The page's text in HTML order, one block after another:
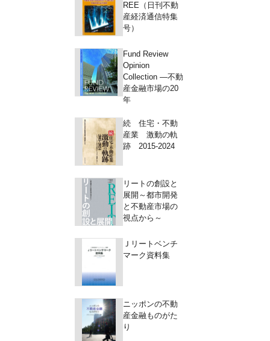
REE（日刊不動
産経済通信特集
号）
Fund Review
Opinion
Collection ―不動
産金融市場の20
年
続 住宅・不動
産業 激動の軌
跡 2015-2024
リートの創設と
展開～都市開発
と不動産市場の
視点から～
Ｊリートベンチ
マーク資料集
ニッポンの不動
産金融ものがた
り